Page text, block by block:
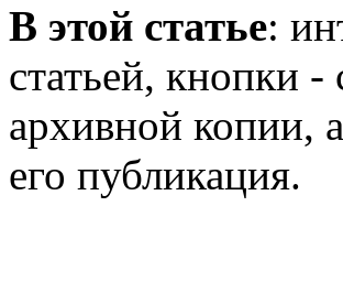
В этой статье:
статьей, кнопки -
архивной копии,
его публикация.